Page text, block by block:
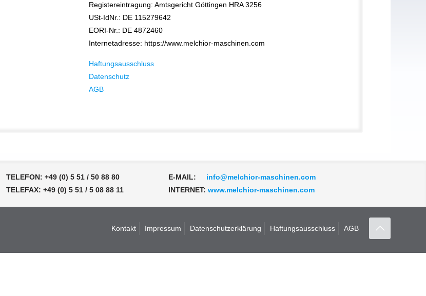
Registereintragung: Amtsgericht Göttingen HRA 3256
USt-IdNr.: DE 115279642
EORI-Nr.: DE 4872460
Internetadresse: https://www.melchior-maschinen.com
Haftungsausschluss
Datenschutz
AGB
TELEFON: +49 (0) 5 51 / 50 88 80
TELEFAX: +49 (0) 5 51 / 5 08 88 11
E-MAIL: info@melchior-maschinen.com
INTERNET:www.melchior-maschinen.com
Kontakt Impressum Datenschutzerklärung Haftungsausschluss AGB